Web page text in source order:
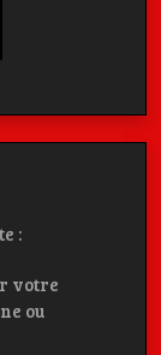
:
votre
ou